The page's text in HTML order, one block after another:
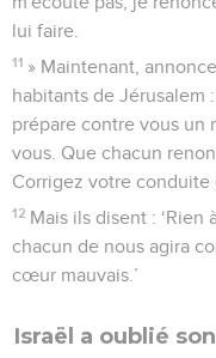
lui faire.
11 » Maintenant,
habitants de Jérusalem
prépare contre vous un
vous. Que chacun
Corrigez votre conduite
12 Mais ils disent : ‘Rien
chacun de nous agira
cœur mauvais.’
Israël a oublié